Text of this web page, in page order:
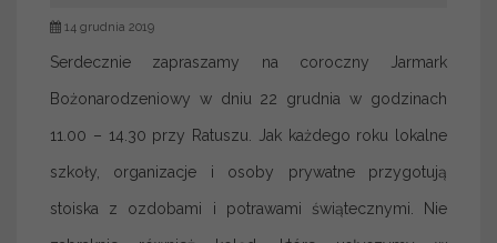
14 grudnia 2019
Serdecznie zapraszamy na coroczny Jarmark
Bożonarodzeniowy w dniu 22 grudnia w godzinach
11.00 – 14.30 przy Ratuszu. Jak każdego roku lokalne
szkoły, organizacje i osoby prywatne przygotują
stoiska z ozdobami i potrawami świątecznymi. Nie